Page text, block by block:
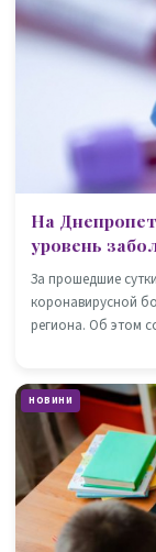
На
уровень
За прошедшие
коронавирусной
региона. Об этом
НОВИНИ